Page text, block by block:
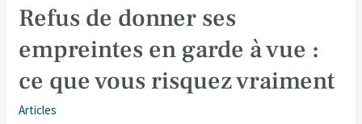
Refus de donner ses
empreintes en garde à vue :
ce que vous risquez vraiment
Articles
Refus
de
donner
ses
empreintes
garde